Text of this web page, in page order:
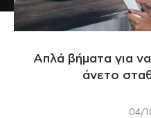
Απλά βήματα για
άνετο
04/